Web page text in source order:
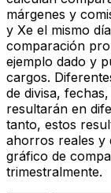
márgenes y
y Xe el mismo
comparación
ejemplo dado y
cargos.
de divisa,
resultarán en
tanto, estos
ahorros reales y
gráfico de
trimestralmente.